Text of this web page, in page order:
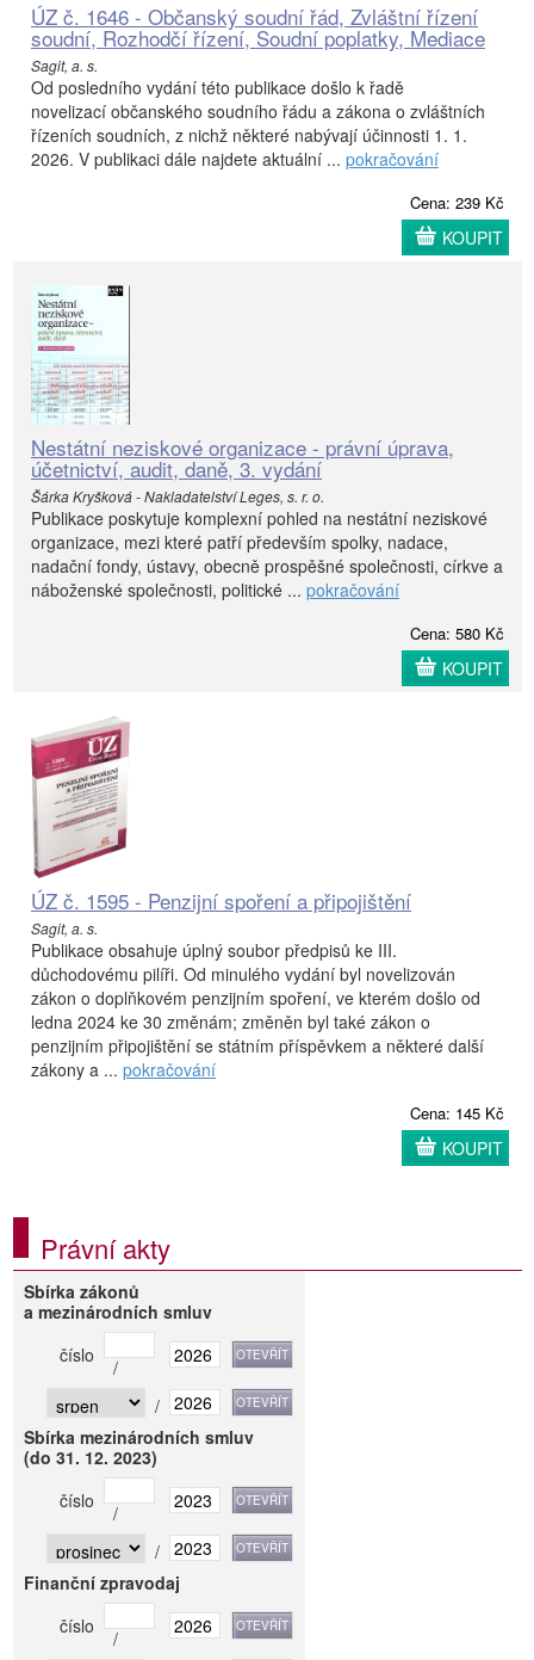
ÚZ č. 1646 - Občanský soudní řád, Zvláštní řízení
soudní, Rozhodčí řízení, Soudní poplatky, Mediace
Sagit, a. s.
Od posledního vydání této publikace došlo k řadě
novelizací občanského soudního řádu a zákona o zvláštních
řízeních soudních, z nichž některé nabývají účinnosti 1. 1.
2026. V publikaci dále najdete aktuální ... pokračování
Cena: 239 Kč
KOUPIT
Nestátní neziskové organizace - právní úprava,
účetnictví, audit, daně, 3. vydání
Šárka Kryšková - Nakladatelství Leges, s. r. o.
Publikace poskytuje komplexní pohled na nestátní neziskové
organizace, mezi které patří především spolky, nadace,
nadační fondy, ústavy, obecně prospěšné společnosti, církve a
náboženské společnosti, politické ... pokračování
Cena: 580 Kč
KOUPIT
ÚZ č. 1595 - Penzijní spoření a připojištění
Sagit, a. s.
Publikace obsahuje úplný soubor předpisů ke III.
důchodovému pilíři. Od minulého vydání byl novelizován
zákon o doplňkovém penzijním spoření, ve kterém došlo od
ledna 2024 ke 30 změnám; změněn byl také zákon o
penzijním připojištění se státním příspěvkem a některé další
zákony a ... pokračování
Cena: 145 Kč
KOUPIT
Právní akty
Sbírka zákonů
a mezinárodních smluv
číslo
/
/
Sbírka mezinárodních smluv
(do 31. 12. 2023)
číslo
/
/
Finanční zpravodaj
číslo
/